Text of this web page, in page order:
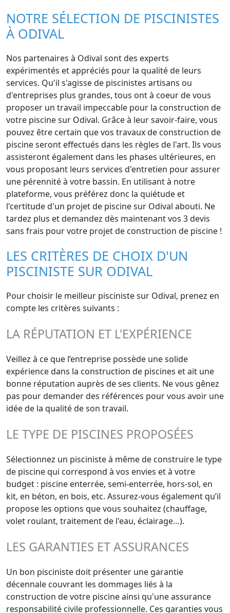
NOTRE SÉLECTION DE PISCINISTES
À ODIVAL
Nos partenaires à Odival sont des experts
expérimentés et appréciés pour la qualité de leurs
services. Qu'il s'agisse de piscinistes artisans ou
d'entreprises plus grandes, tous ont à coeur de vous
proposer un travail impeccable pour la construction de
votre piscine sur Odival. Grâce à leur savoir-faire, vous
pouvez être certain que vos travaux de construction de
piscine seront effectués dans les règles de l'art. Ils vous
assisteront également dans les phases ultérieures, en
vous proposant leurs services d'entretien pour assurer
une pérennité à votre bassin. En utilisant à notre
plateforme, vous préférez donc la quiétude et
l'certitude d'un projet de piscine sur Odival abouti. Ne
tardez plus et demandez dès maintenant vos 3 devis
sans frais pour votre projet de construction de piscine !
LES CRITÈRES DE CHOIX D'UN
PISCINISTE SUR ODIVAL
Pour choisir le meilleur pisciniste sur Odival, prenez en
compte les critères suivants :
LA RÉPUTATION ET L'EXPÉRIENCE
Veillez à ce que l’entreprise possède une solide
expérience dans la construction de piscines et ait une
bonne réputation auprès de ses clients. Ne vous gênez
pas pour demander des références pour vous avoir une
idée de la qualité de son travail.
LE TYPE DE PISCINES PROPOSÉES
Sélectionnez un pisciniste à même de construire le type
de piscine qui correspond à vos envies et à votre
budget : piscine enterrée, semi-enterrée, hors-sol, en
kit, en béton, en bois, etc. Assurez-vous également qu’il
propose les options que vous souhaitez (chauffage,
volet roulant, traitement de l'eau, éclairage…).
LES GARANTIES ET ASSURANCES
Un bon pisciniste doit présenter une garantie
décennale couvrant les dommages liés à la
construction de votre piscine ainsi qu'une assurance
responsabilité civile professionnelle. Ces garanties vous